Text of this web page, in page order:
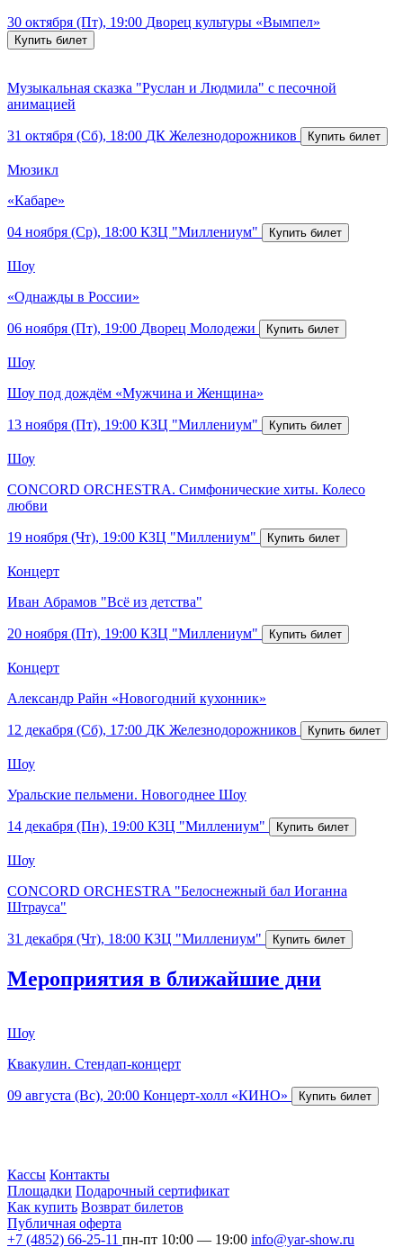
30 октября (Пт), 19:00 Дворец культуры «Вымпел»
Музыкальная сказка "Руслан и Людмила" с песочной
анимацией
31 октября (Сб), 18:00 ДК Железнодорожников
Мюзикл
«Кабаре»
04 ноября (Ср), 18:00 КЗЦ "Миллениум"
Шоу
«Однажды в России»
06 ноября (Пт), 19:00 Дворец Молодежи
Шоу
Шоу под дождём «Мужчина и Женщина»
13 ноября (Пт), 19:00 КЗЦ "Миллениум"
Шоу
CONCORD ORCHESTRA. Симфонические хиты. Колесо
любви
19 ноября (Чт), 19:00 КЗЦ "Миллениум"
Концерт
Иван Абрамов "Всё из детства"
20 ноября (Пт), 19:00 КЗЦ "Миллениум"
Концерт
Александр Райн «Новогодний кухонник»
12 декабря (Сб), 17:00 ДК Железнодорожников
Шоу
Уральские пельмени. Новогоднее Шоу
14 декабря (Пн), 19:00 КЗЦ "Миллениум"
Шоу
CONCORD ORCHESTRA "Белоснежный бал Иоганна
Штрауса"
31 декабря (Чт), 18:00 КЗЦ "Миллениум"
Мероприятия в ближайшие дни
Шоу
Квакулин. Стендап-концерт
09 августа (Вс), 20:00 Концерт-холл «КИНО»
Кассы Контакты
Площадки Подарочный сертификат
Как купить Возврат билетов
Публичная оферта
+7 (4852) 66-25-11 пн-пт 10:00 — 19:00 info@yar-show.ru